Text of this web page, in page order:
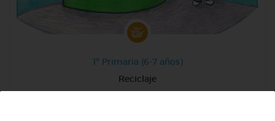
1º Primaria (6-7 años)
Reciclaje